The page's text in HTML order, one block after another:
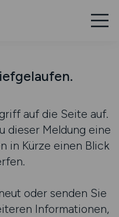
auf die Seite auf.
dieser Meldung eine
in Kürze einen Blick
oder senden Sie
Informationen,